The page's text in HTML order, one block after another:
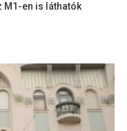
M1-en is láthatók